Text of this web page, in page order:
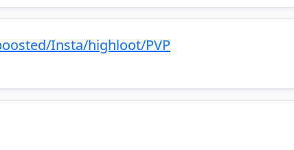
Insta/highloot/PVP